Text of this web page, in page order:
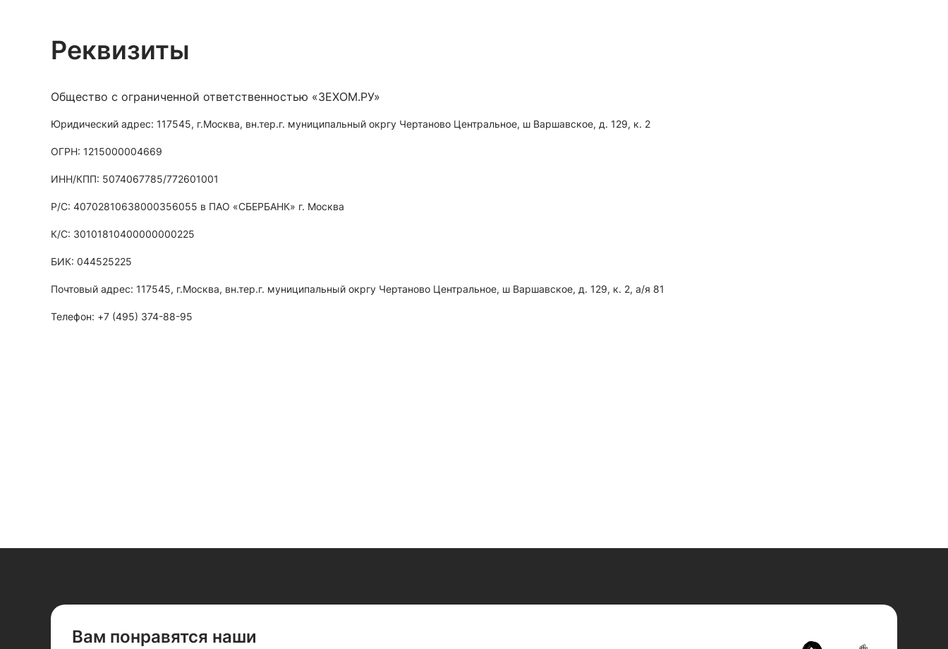
Реквизиты
Общество с ограниченной ответственностью «ЗЕХОМ.РУ»
Юридический адрес: 117545, г.Москва, вн.тер.г. муниципальный окргу Чертаново Центральное, ш Варшавское, д. 129, к. 2
ОГРН: 1215000004669
ИНН/КПП: 5074067785/772601001
Р/С: 40702810638000356055 в ПАО «СБЕРБАНК» г. Москва
К/С: 30101810400000000225
БИК: 044525225
Почтовый адрес: 117545, г.Москва, вн.тер.г. муниципальный окргу Чертаново Центральное, ш Варшавское, д. 129, к. 2, а/я 81
Телефон: +7 (495) 374-88-95
Вам понравятся наши